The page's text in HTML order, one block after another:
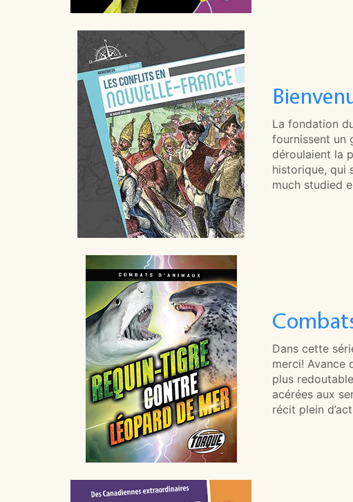
La fondation
fournissent un
déroulaient la
historique, qui
much studied
Dans cette
merci! Avance
plus
acérées aux
récit plein